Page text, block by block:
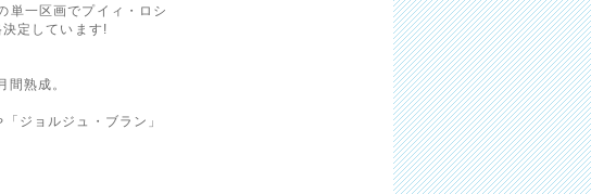
単一区画でプイィ・ロシ
定しています!
熟成。
ジョルジュ・ブラン」